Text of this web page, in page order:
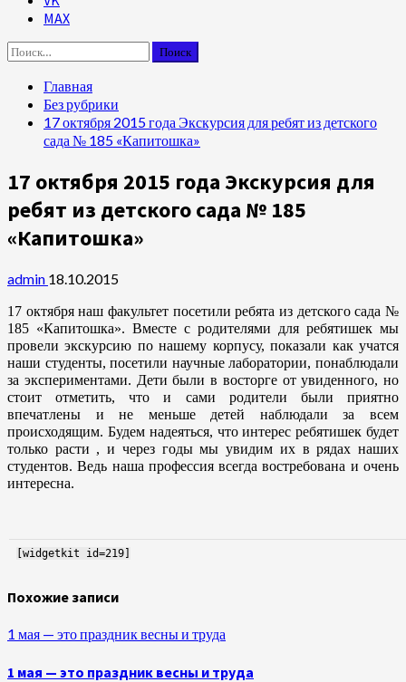
MAX
Найти:
Главная
Без рубрики
17 октября 2015 года Экскурсия для ребят из детского
сада № 185 «Капитошка»
17 октября 2015 года Экскурсия для
ребят из детского сада № 185
«Капитошка»
admin 18.10.2015
17 октября наш факультет посетили ребята из детского сада №
185 «Капитошка». Вместе с родителями для ребятишек мы
провели экскурсию по нашему корпусу, показали как учатся
наши студенты, посетили научные лаборатории, понаблюдали
за экспериментами. Дети были в восторге от увиденного, но
стоит отметить, что и сами родители были приятно
впечатлены и не меньше детей наблюдали за всем
происходящим. Будем надеяться, что интерес ребятишек будет
только расти , и через годы мы увидим их в рядах наших
студентов. Ведь наша профессия всегда востребована и очень
интересна.
[widgetkit id=219]
Похожие записи
1 мая — это праздник весны и труда
1 мая — это праздник весны и труда